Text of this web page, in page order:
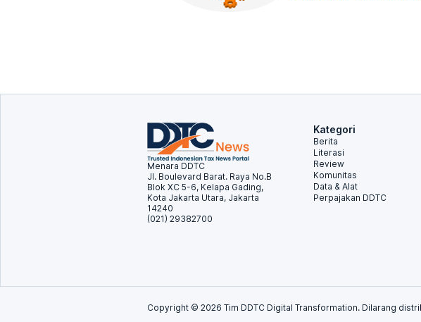
Menara DDTC
Jl. Boulevard Barat. Raya No.B
Blok XC 5-6, Kelapa Gading,
Kota Jakarta Utara, Jakarta
14240
(021) 29382700
Kategori
Berita
Literasi
Review
Komunitas
Data & Alat
Perpajakan DDTC
Copyright © 2026 Tim DDTC Digital Transformation. Dilarang